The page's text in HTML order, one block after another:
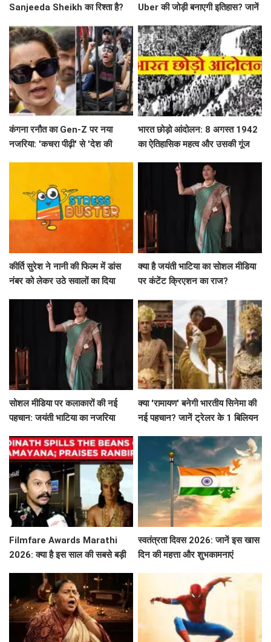
Sanjeeda Sheikh का रिश्ता है?
Uber की जोड़ी बनाएगी इतिहास? जानें
कंगना रनौत का Gen-Z पर नया
नजरिया: 'कचरा पीढ़ी' से 'देश की
भारत छोड़ो आंदोलन: 8 अगस्त 1942
का ऐतिहासिक महत्व और उसकी गूंज
कीर्ति सुरेश ने नानी की फिल्म में डांस
नंबर को लेकर उठे सवालों का दिया
क्या है जयंती भाटिया का सोशल मीडिया
पर कंटेंट क्रिएशन का राज?
सोशल मीडिया पर कलाकारों की नई
पहचान: जयंती भाटिया का नजरिया
क्या 'रामायण' बनेगी भारतीय सिनेमा की
नई पहचान? जानें ट्रेलर के 1 बिलियन
Filmfare Awards Marathi
2026: क्या है इस साल की सबसे बड़ी
स्वतंत्रता दिवस 2026: जानें इस खास
दिन की महत्ता और शुभकामनाएं